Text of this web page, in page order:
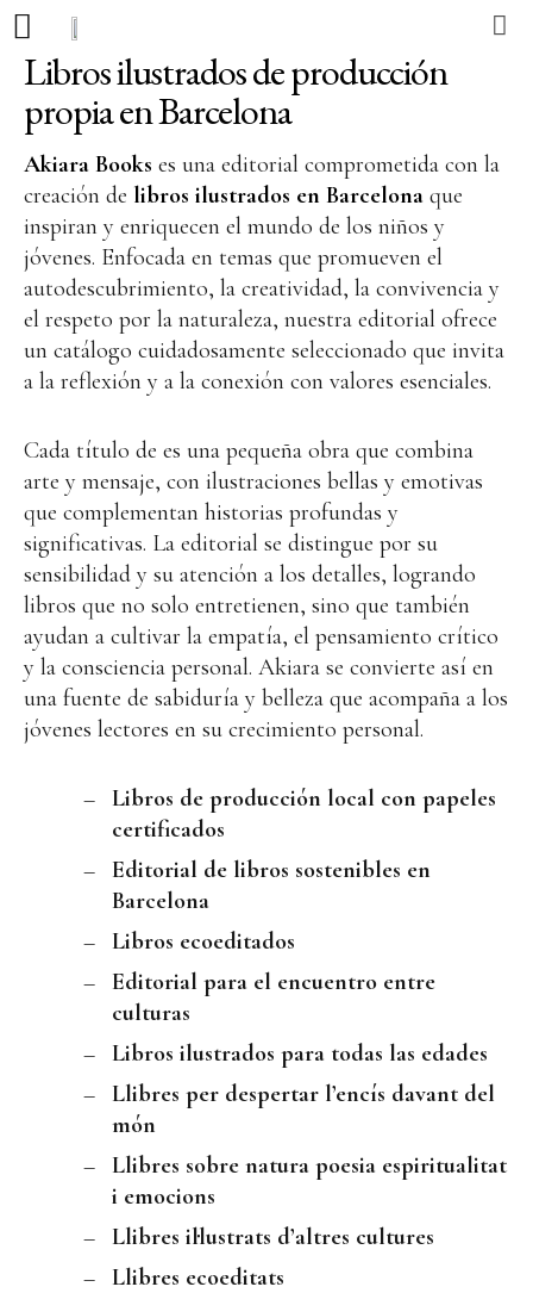
Editorial
Llibres
Autors
Actualitat
Contacte
CA ES PT
InstagramTwitter
(X)
Vimeo
Libros ilustrados de producción
propia en Barcelona
Akiara Books es una editorial comprometida con la
creación de libros ilustrados en Barcelona que
inspiran y enriquecen el mundo de los niños y
jóvenes. Enfocada en temas que promueven el
autodescubrimiento, la creatividad, la convivencia y
el respeto por la naturaleza, nuestra editorial ofrece
un catálogo cuidadosamente seleccionado que invita
a la reflexión y a la conexión con valores esenciales.
Cada título de es una pequeña obra que combina
arte y mensaje, con ilustraciones bellas y emotivas
que complementan historias profundas y
significativas. La editorial se distingue por su
sensibilidad y su atención a los detalles, logrando
libros que no solo entretienen, sino que también
ayudan a cultivar la empatía, el pensamiento crítico
y la consciencia personal. Akiara se convierte así en
una fuente de sabiduría y belleza que acompaña a los
jóvenes lectores en su crecimiento personal.
Libros de producción local con papeles
certificados
Editorial de libros sostenibles en
Barcelona
Libros ecoeditados
Editorial para el encuentro entre
culturas
Libros ilustrados para todas las edades
Llibres per despertar l’encís davant del
món
Llibres sobre natura poesia espiritualitat
i emocions
Llibres il·lustrats d’altres cultures
Llibres ecoeditats